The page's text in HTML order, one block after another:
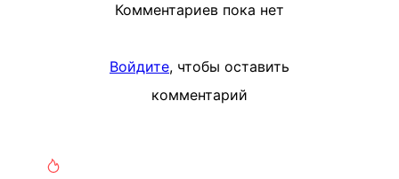
Комментариев пока нет
Войдите, чтобы оставить
комментарий